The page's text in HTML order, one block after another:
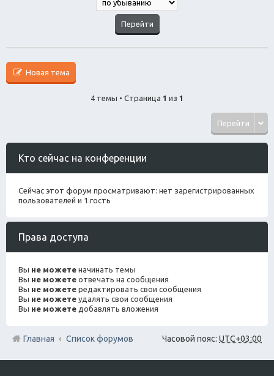
Новая тема
4 темы • Страница 1 из 1
Перейти
Кто сейчас на конференции
Сейчас этот форум просматривают: нет зарегистрированных
пользователей и 1 гость
Права доступа
Вы не можете начинать темы
Вы не можете отвечать на сообщения
Вы не можете редактировать свои сообщения
Вы не можете удалять свои сообщения
Вы не можете добавлять вложения
Часовой пояс: UTC+03:00
Главная Список форумов